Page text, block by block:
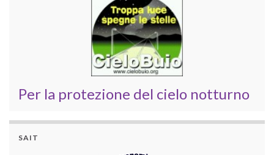
Per la protezione del cielo notturno
SAIT